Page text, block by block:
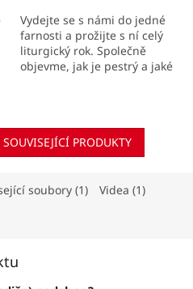
hvězdiček.
Vydejte se s námi do jedné
farnosti a prožijte s ní celý
liturgický rok. Společně
objevme, jak je pestrý a jaké
PRODUKTY
soubory (1) Videa (1)